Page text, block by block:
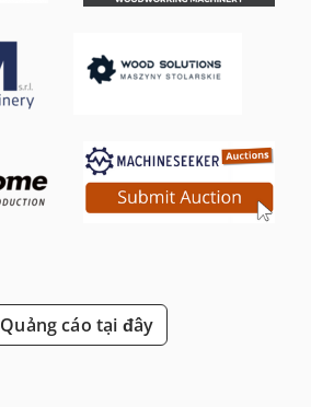
Quảng cáo tại đây